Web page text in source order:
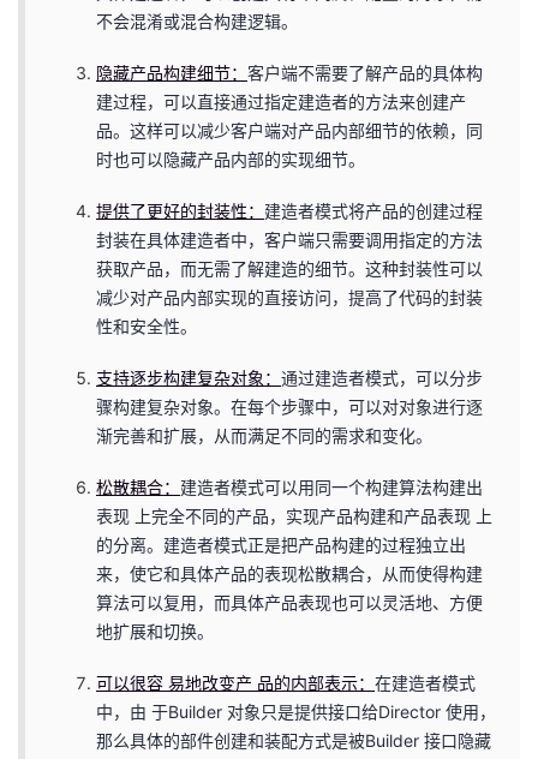
不会混淆或混合构建逻辑。
隐藏产品构建细节： 客户端不需要了解产品的具体构
建过程，可以直接通过指定建造者的方法来创建产
品。这样可以减少客户端对产品内部细节的依赖，同
时也可以隐藏产品内部的实现细节。
提供了更好的封装性： 建造者模式将产品的创建过程
封装在具体建造者中，客户端只需要调用指定的方法
获取产品，而无需了解建造的细节。这种封装性可以
减少对产品内部实现的直接访问，提高了代码的封装
性和安全性。
支持逐步构建复杂对象： 通过建造者模式，可以分步
骤构建复杂对象。在每个步骤中，可以对对象进行逐
渐完善和扩展，从而满足不同的需求和变化。
松散耦合： 建造者模式可以用同一个构建算法构建出
表现 上完全不同的产品，实现产品构建和产品表现 上
的分离。建造者模式正是把产品构建的过程独立出
来，使它和具体产品的表现松散耦合，从而使得构建
算法可以复用，而具体产品表现也可以灵活地、方便
地扩展和切换。
可以很容 易地改变产 品的内部表示： 在建造者模式
中，由 于Builder 对象只是提供接口给Director 使用，
那么具体的部件创建和装配方式是被Builder 接口隐藏